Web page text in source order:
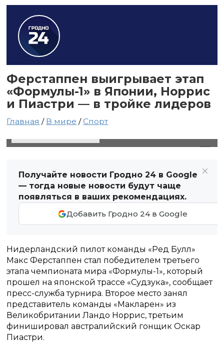
Ферстаппен выигрывает этап
«Формулы-1» в Японии, Норрис
и Пиастри — в тройке лидеров
Главная / В мире /Спорт
Получайте новости Гродно 24 в Google
— тогда новые новости будут чаще
появляться в ваших рекомендациях.
Добавить Гродно 24 в Google
Нидерландский пилот команды «Ред Булл»
Макс Ферстаппен стал победителем третьего
этапа чемпионата мира «Формулы-1», который
прошел на японской трассе «Судзука», сообщает
пресс-служба турнира. Второе место занял
представитель команды «Макларен» из
Великобритании Ландо Норрис, третьим
финишировал австралийский гонщик Оскар
Пиастри.